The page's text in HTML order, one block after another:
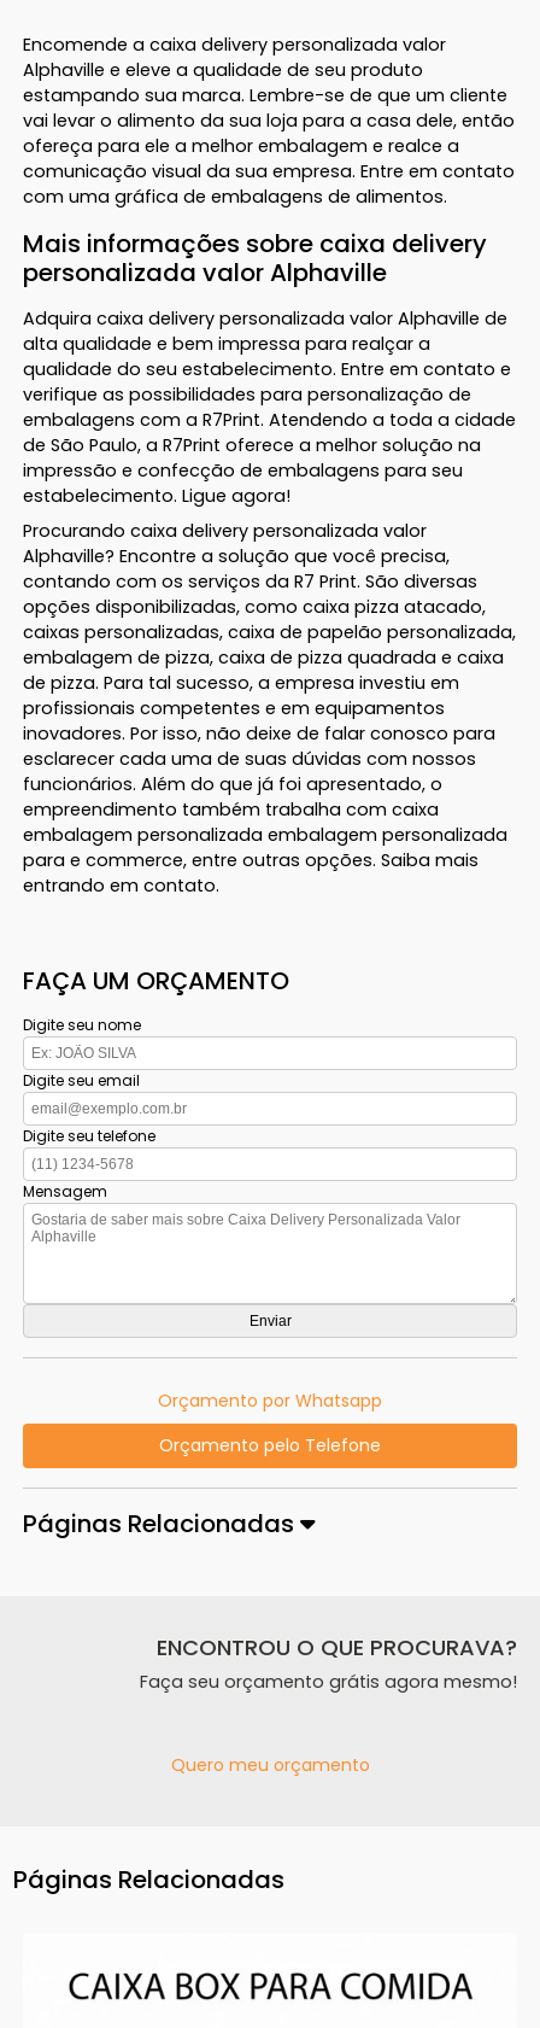
Encomende a caixa delivery personalizada valor
Alphaville e eleve a qualidade de seu produto
estampando sua marca. Lembre-se de que um cliente
vai levar o alimento da sua loja para a casa dele, então
ofereça para ele a melhor embalagem e realce a
comunicação visual da sua empresa. Entre em contato
com uma gráfica de embalagens de alimentos.
Mais informações sobre caixa delivery
personalizada valor Alphaville
Adquira caixa delivery personalizada valor Alphaville de
alta qualidade e bem impressa para realçar a
qualidade do seu estabelecimento. Entre em contato e
verifique as possibilidades para personalização de
embalagens com a R7Print. Atendendo a toda a cidade
de São Paulo, a R7Print oferece a melhor solução na
impressão e confecção de embalagens para seu
estabelecimento. Ligue agora!
Procurando caixa delivery personalizada valor
Alphaville? Encontre a solução que você precisa,
contando com os serviços da R7 Print. São diversas
opções disponibilizadas, como caixa pizza atacado,
caixas personalizadas, caixa de papelão personalizada,
embalagem de pizza, caixa de pizza quadrada e caixa
de pizza. Para tal sucesso, a empresa investiu em
profissionais competentes e em equipamentos
inovadores. Por isso, não deixe de falar conosco para
esclarecer cada uma de suas dúvidas com nossos
funcionários. Além do que já foi apresentado, o
empreendimento também trabalha com caixa
embalagem personalizada embalagem personalizada
para e commerce, entre outras opções. Saiba mais
entrando em contato.
FAÇA UM ORÇAMENTO
Digite seu nome
Digite seu email
Digite seu telefone
Mensagem
Orçamento por Whatsapp
Orçamento pelo Telefone
Páginas Relacionadas
ENCONTROU O QUE PROCURAVA?
Faça seu orçamento grátis agora mesmo!
Quero meu orçamento
Páginas Relacionadas